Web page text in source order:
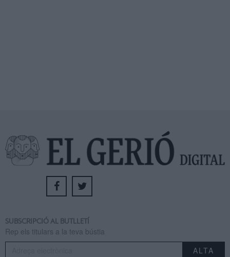
SUBSCRIPCIÓ AL BUTLLETÍ
Rep els titulars a la teva bústia